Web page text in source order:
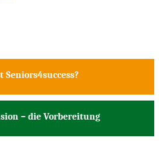
Seniors4success?
– die Vorbereitung